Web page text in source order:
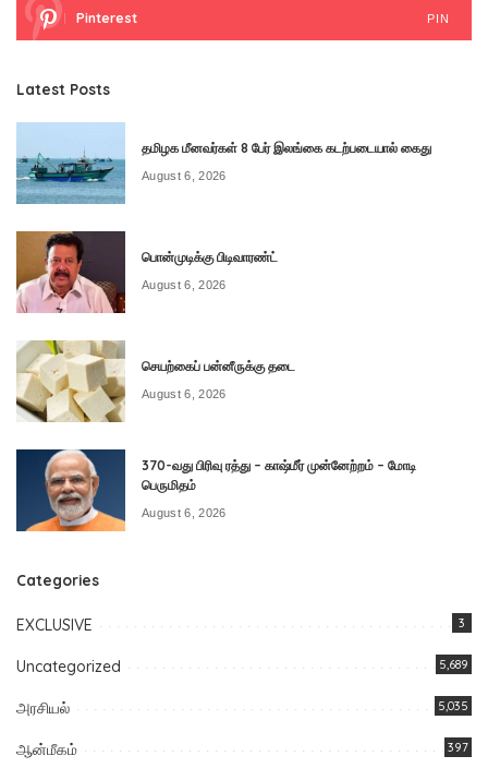
Pinterest PIN
Latest Posts
தமிழக மீனவர்கள் 8 பேர் இலங்கை கடற்படையால் கைது
August 6, 2026
பொன்முடிக்கு பிடிவாரண்ட்
August 6, 2026
செயற்கைப் பன்னீருக்கு தடை
August 6, 2026
370-வது பிரிவு ரத்து – காஷ்மீர் முன்னேற்றம் – மோடி
பெருமிதம்
August 6, 2026
Categories
EXCLUSIVE 3
Uncategorized 5,689
அரசியல் 5,035
ஆன்மீகம் 397